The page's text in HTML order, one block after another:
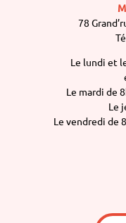
78
Le lundi et
Le mardi de
Le
Le vendredi de